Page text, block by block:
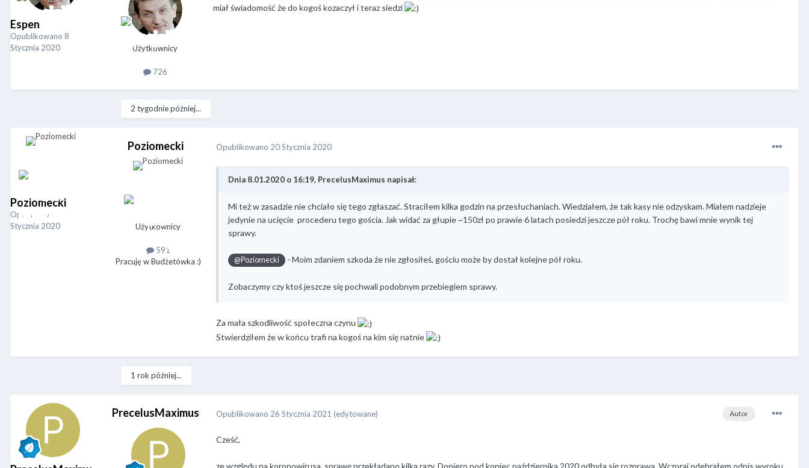
Espen
Opublikowano 8
Stycznia 2020
Użytkownicy
726
miał świadomość że do kogoś kozaczył i teraz siedzi
2 tygodnie później...
Poziomecki
Opublikowano
20
Stycznia 2020
Poziomecki
Użytkownicy
591
Pracuję w Budżetówka :)
Opublikowano 20 Stycznia 2020
Dnia 8.01.2020 o 16:19, PrecelusMaximus napisał:
Mi też w zasadzie nie chciało się tego zgłaszać. Straciłem kilka godzin na przesłuchaniach. Wiedziałem, że tak kasy nie odzyskam. Miałem nadzieje
jedynie na ucięcie procederu tego gościa. Jak widać za głupie ~150zł po prawie 6 latach posiedzi jeszcze pół roku. Trochę bawi mnie wynik tej
sprawy.
@Poziomecki - Moim zdaniem szkoda że nie zgłosiłeś, gościu może by dostał kolejne pół roku.
Zobaczymy czy ktoś jeszcze się pochwali podobnym przebiegiem sprawy.
Za mała szkodliwość społeczna czynu
Stwierdziłem że w końcu trafi na kogoś na kim się natnie
1 rok później...
PrecelusMaximus Autor
Opublikowano 26 Stycznia 2021 (edytowane)
Cześć,